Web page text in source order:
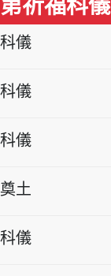
祈福科儀
儀
儀
儀
土
儀